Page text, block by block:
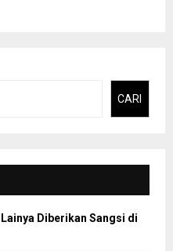
CARI
Diberikan Sangsi di